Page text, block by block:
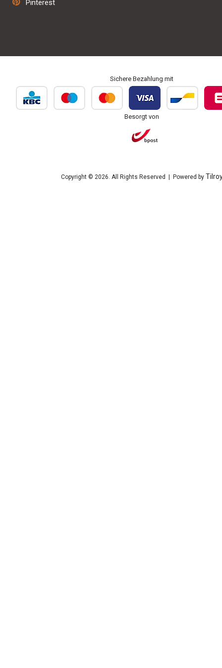
Personalisierung und Bestickung
Pinterest
Sichere Bezahlung mit
Besorgt von
Copyright © 2026. All Rights Reserved | Powered by